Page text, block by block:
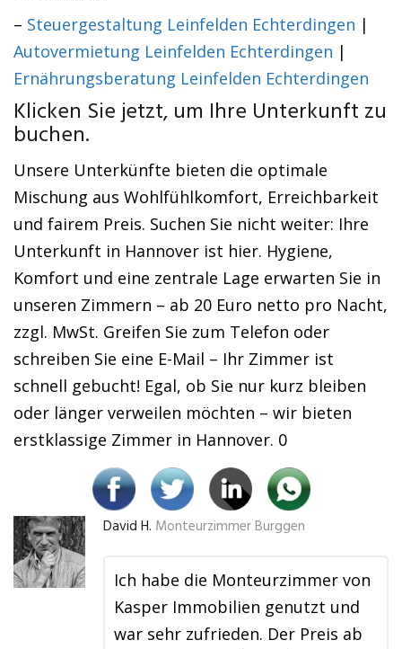
– Steuergestaltung Leinfelden Echterdingen |
Autovermietung Leinfelden Echterdingen |
Ernährungsberatung Leinfelden Echterdingen
Klicken Sie jetzt, um Ihre Unterkunft zu
buchen.
Unsere Unterkünfte bieten die optimale
Mischung aus Wohlfühlkomfort, Erreichbarkeit
und fairem Preis. Suchen Sie nicht weiter: Ihre
Unterkunft in Hannover ist hier. Hygiene,
Komfort und eine zentrale Lage erwarten Sie in
unseren Zimmern – ab 20 Euro netto pro Nacht,
zzgl. MwSt. Greifen Sie zum Telefon oder
schreiben Sie eine E-Mail – Ihr Zimmer ist
schnell gebucht! Egal, ob Sie nur kurz bleiben
oder länger verweilen möchten – wir bieten
erstklassige Zimmer in Hannover. 0
David H. Monteurzimmer Burggen
Ich habe die Monteurzimmer von
Kasper Immobilien genutzt und
war sehr zufrieden. Der Preis ab